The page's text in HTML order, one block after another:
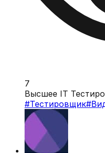
7
Высшее IT
#Тестировщик#